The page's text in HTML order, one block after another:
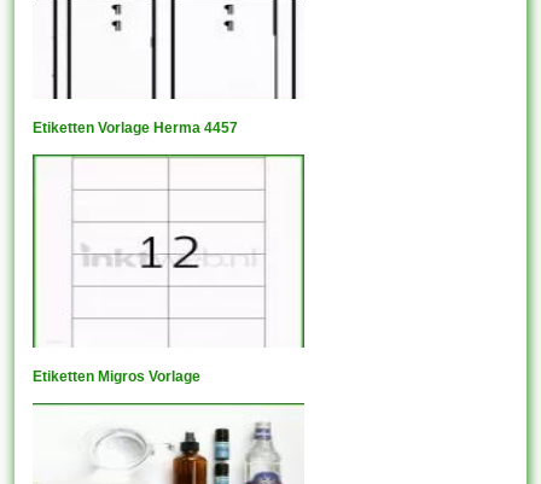
Etiketten Vorlage Herma 4457
Etiketten Migros Vorlage